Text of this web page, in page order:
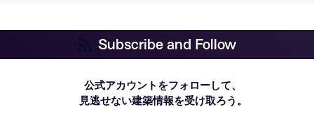
Subscribe and Follow
公式アカウントをフォローして、
見逃せない建築情報を受け取ろう。